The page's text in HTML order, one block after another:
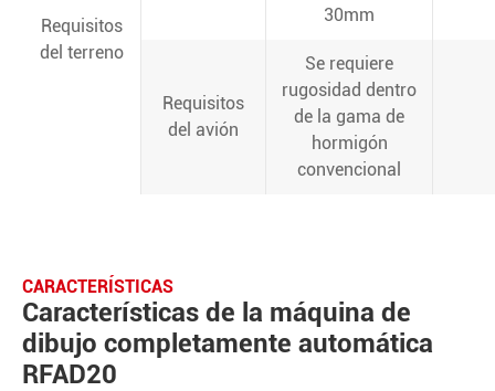
Requisitos
del terreno
30mm
Requisitos
del avión
Se requiere
rugosidad dentro
de la gama de
hormigón
convencional
CARACTERÍSTICAS
Características de la máquina de
dibujo completamente automática
RFAD20